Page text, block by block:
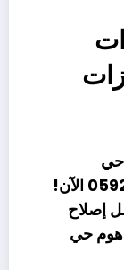
حي
إصلاح
هوم حي